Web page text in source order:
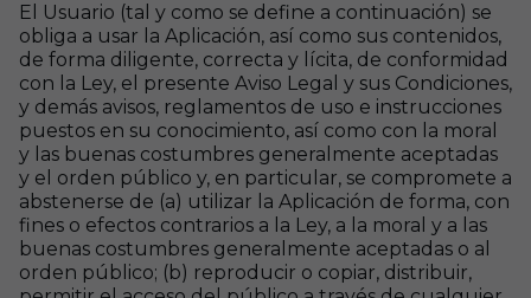
El Usuario (tal y como se define a continuación) se
obliga a usar la Aplicación, así como sus contenidos,
de forma diligente, correcta y lícita, de conformidad
con la Ley, el presente Aviso Legal y sus Condiciones,
y demás avisos, reglamentos de uso e instrucciones
puestos en su conocimiento, así como con la moral
y las buenas costumbres generalmente aceptadas
y el orden público y, en particular, se compromete a
abstenerse de (a) utilizar la Aplicación de forma, con
fines o efectos contrarios a la Ley, a la moral y a las
buenas costumbres generalmente aceptadas o al
orden público; (b) reproducir o copiar, distribuir,